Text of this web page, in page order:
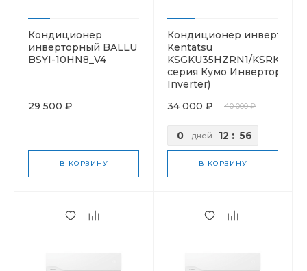
Кондиционер
инверторный BALLU
BSYI-10HN8_V4
29 500 ₽
В КОРЗИНУ
Кондиционер
Kentatsu
KSGKU35HZRN1/
серия Кумо Инвертор
Inverter)
34 000 ₽
40 000 ₽
0 дней 12 : 56
В КОРЗИНУ